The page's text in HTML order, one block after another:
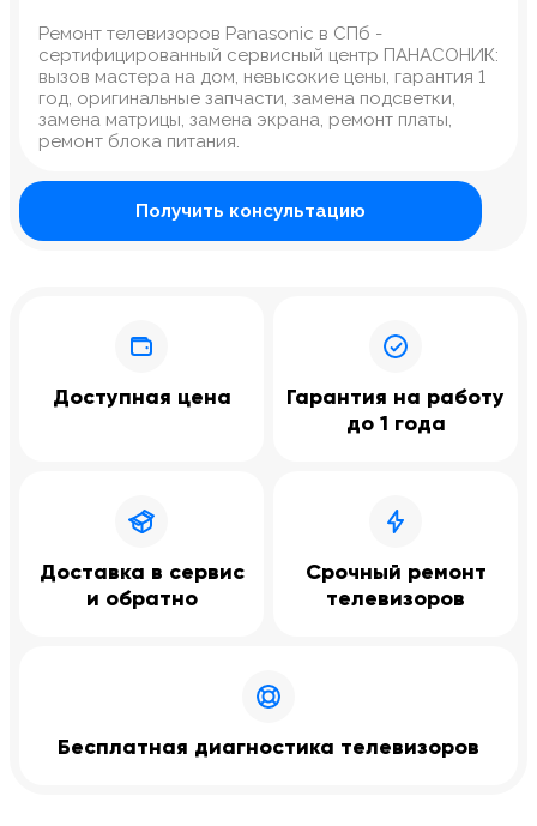
Ремонт телевизоров Panasonic в СПб -
сертифицированный сервисный центр ПАНАСОНИК:
вызов мастера на дом, невысокие цены, гарантия 1
год, оригинальные запчасти, замена подсветки,
замена матрицы, замена экрана, ремонт платы,
ремонт блока питания.
Получить консультацию
Доступная цена
Гарантия на работу
до 1 года
Доставка в сервис
и обратно
Срочный ремонт
телевизоров
Бесплатная диагностика телевизоров